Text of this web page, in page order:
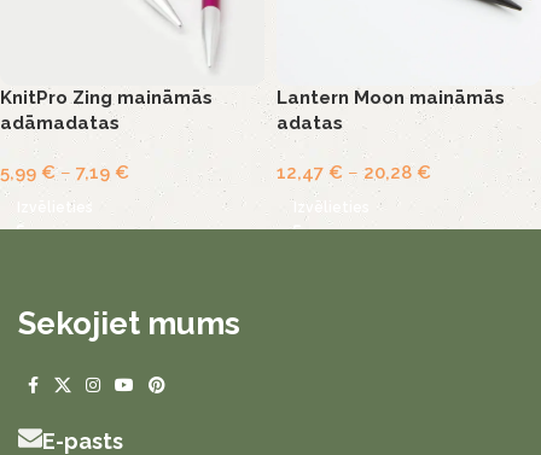
KnitPro Zing maināmās
adāmadatas
5,99 € – 7,19 €
Izvēlieties
Lantern Moon maināmās
adatas
12,47 € – 20,28€
Izvēlieties
Sekojiet mums
E-pasts